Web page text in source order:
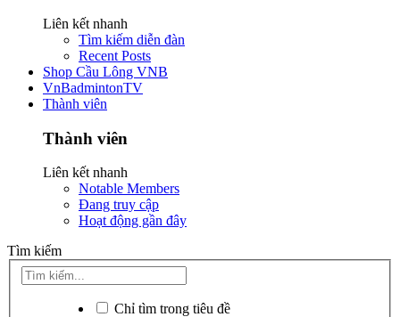
Liên kết nhanh
Tìm kiếm diễn đàn
Recent Posts
Shop Cầu Lông VNB
VnBadmintonTV
Thành viên
Thành viên
Liên kết nhanh
Notable Members
Đang truy cập
Hoạt động gần đây
Tìm kiếm
Chỉ tìm trong tiêu đề